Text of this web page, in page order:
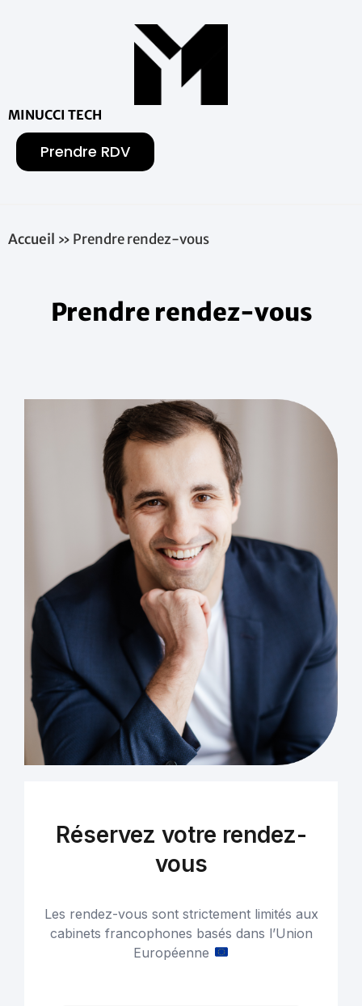
MINUCCI TECH
Prendre RDV
Accueil » Prendre rendez-vous
Prendre rendez-vous
Réservez votre rendez-
vous
Les rendez-vous sont strictement limités aux
cabinets francophones basés dans l’Union
Européenne